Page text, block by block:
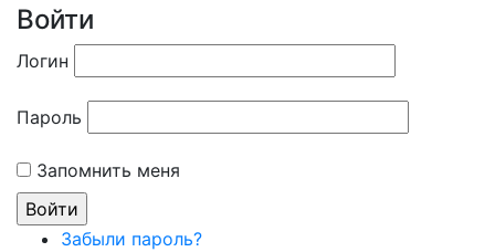
Войти
Логин
Пароль
Запомнить меня
Забыли пароль?